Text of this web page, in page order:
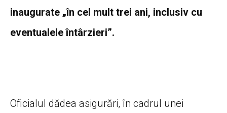
inaugurate „în cel mult trei ani, inclusiv cu
eventualele întârzieri”.
Oficialul dădea asigurări, în cadrul unei